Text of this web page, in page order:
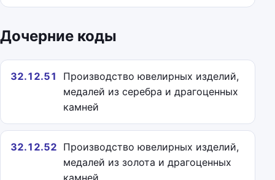
Дочерние коды
32.12.51
Производство ювелирных изделий,
медалей из серебра и драгоценных
камней
32.12.52 Производство ювелирных изделий,
медалей из золота и драгоценных
камней